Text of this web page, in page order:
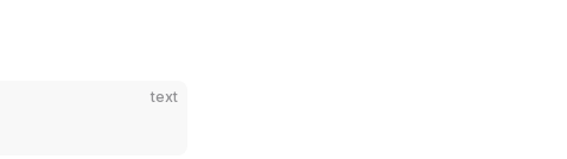
text